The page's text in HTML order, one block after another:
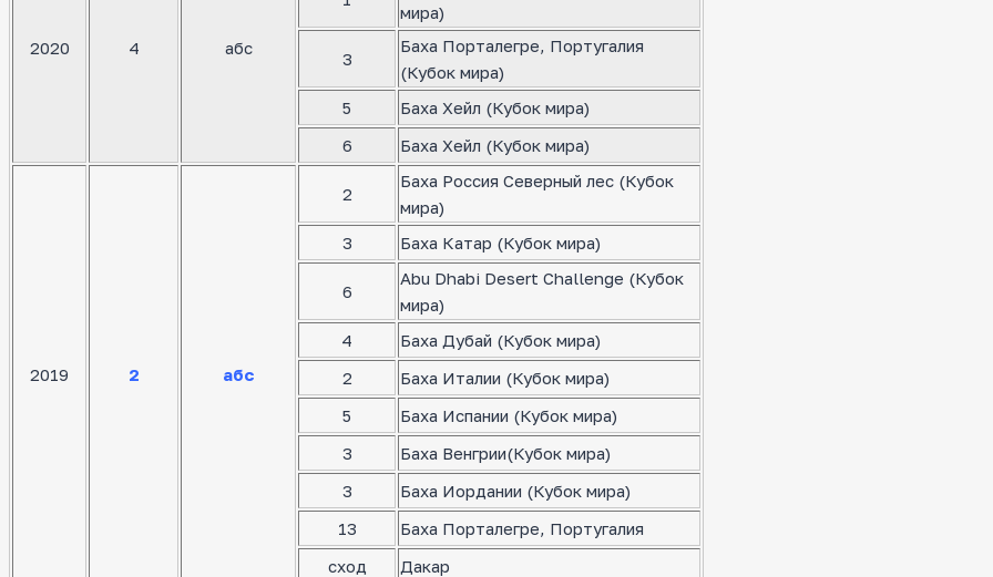
2020 4 абс
мира)
3
Баха Порталегре, Португалия
(Кубок мира)
5
Баха Хейл (Кубок мира)
6
Баха Хейл (Кубок мира)
2019 2 абс
2
Баха Россия Северный лес (Кубок
мира)
3
Баха Катар (Кубок мира)
6
Abu Dhabi Desert Challenge (Кубок
мира)
4
Баха Дубай (Кубок мира)
2
Баха Италии (Кубок мира)
5
Баха Испании (Кубок мира)
3
Баха Венгрии(Кубок мира)
3
Баха Иордании (Кубок мира)
13
Баха Порталегре, Португалия
сход
Дакар